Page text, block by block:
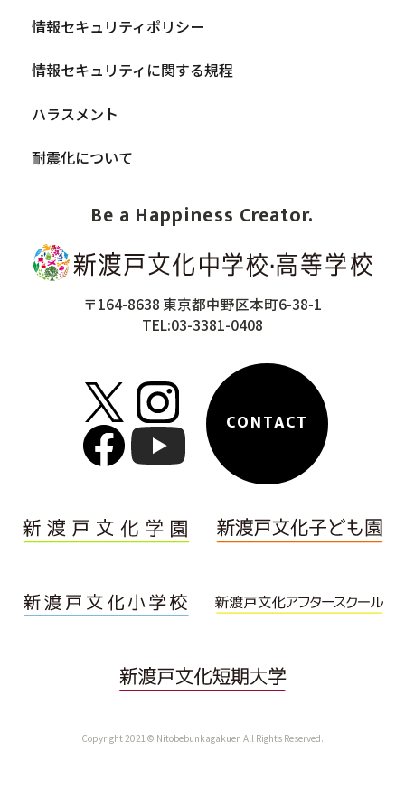
Be a Happiness Creator.
〒164-8638 東京都中野区本町6-38-1
TEL:03-3381-0408
CONTACT
情報セキュリティポリシー
情報セキュリティに関する規程
ハラスメント
耐震化について
Copyright 2021© Nitobebunkagakuen All Rights Reserved.